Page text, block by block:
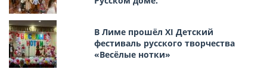
В Лиме прошёл XI Детский
фестиваль русского творчества
«Весёлые нотки»